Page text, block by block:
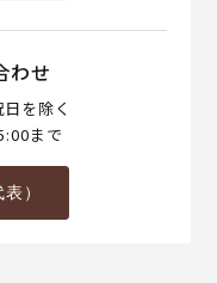
わせ
を除く
まで
）